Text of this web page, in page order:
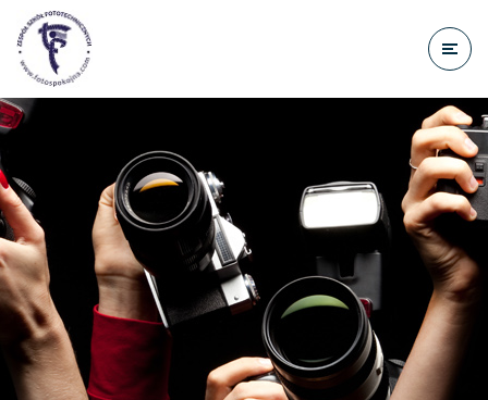
treści